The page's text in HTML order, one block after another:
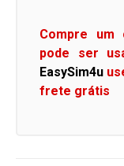
Compre um
pode ser
EasySim4u
frete grátis